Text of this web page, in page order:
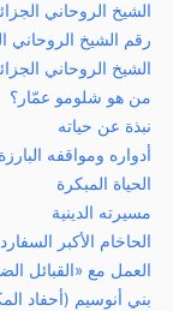
الشيخ الروحاني
رقم الشيخ الروحاني
الشيخ الروحاني
من هو شلومو عمّار؟
نبذة عن حياته
أدواره ومواقفه البارزة
الحياة المبكرة
مسيرته الدينية
الحاخام الأكبر
العمل مع «القبائل
بني أنوسيم (أحفاد